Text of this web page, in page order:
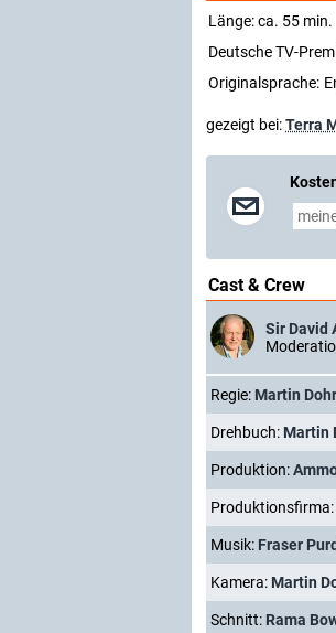
Länge: ca. 55 min.
Deutsche TV-
Originalsprache:
gezeigt bei:Terra
Cast & Crew
Sir David
Regie: Martin
Drehbuch: Martin
Produktion:
Produktionsfirma:
Musik: Fraser
Kamera: Martin
Schnitt: Rama